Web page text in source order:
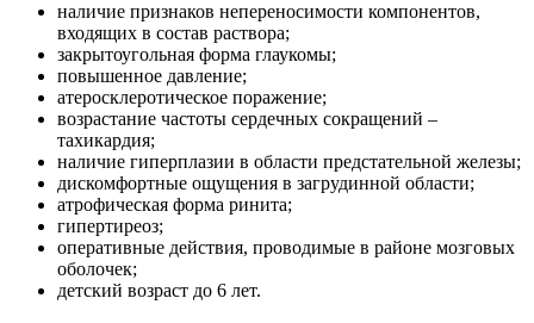
наличие признаков непереносимости компонентов,
входящих в состав раствора;
закрытоугольная форма глаукомы;
повышенное давление;
атеросклеротическое поражение;
возрастание частоты сердечных сокращений –
тахикардия;
наличие гиперплазии в области предстательной железы;
дискомфортные ощущения в загрудинной области;
атрофическая форма ринита;
гипертиреоз;
оперативные действия, проводимые в районе мозговых
оболочек;
детский возраст до 6 лет.